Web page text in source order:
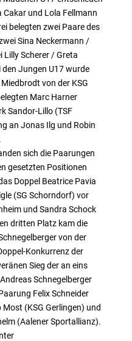
und Lola Fellmann
belegten zwei Paare des
Sina Neckermann /
Lilly Scherer / Greta
den Jungen U17 wurde
von der KSG
Marc Harner
Sandor-Lillo (TSF
an Jonas Ilg und Robin
sich die Paarungen
gesetzten Positionen
Doppel Beatrice Pavia
(SG Schorndorf) vor
und Sandra Schock
dritten Platz kam die
von der
Konkurrenz der
Sieg der an eins
Schnegelberger
Felix Schneider
(KSG Gerlingen) und
(Aalener Sportallianz).